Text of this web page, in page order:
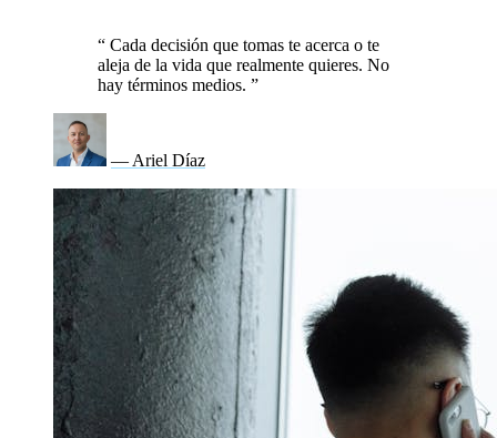
“ Cada decisión que tomas te acerca o te
aleja de la vida que realmente quieres. No
hay términos medios. ”
— Ariel Díaz